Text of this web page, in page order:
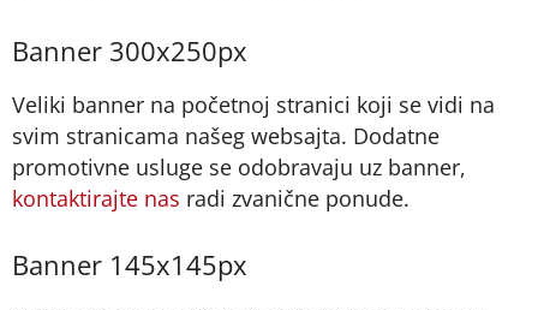
Banner 300x250px
Veliki banner na početnoj stranici koji se vidi na
svim stranicama našeg websajta. Dodatne
promotivne usluge se odobravaju uz banner,
kontaktirajte nas radi zvanične ponude.
Banner 145x145px